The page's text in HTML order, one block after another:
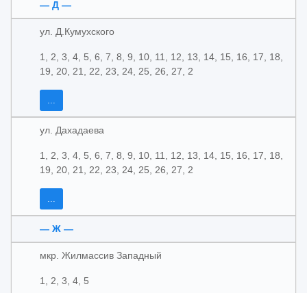
— Д —
ул. Д.Кумухского
1, 2, 3, 4, 5, 6, 7, 8, 9, 10, 11, 12, 13, 14, 15, 16, 17, 18,
19, 20, 21, 22, 23, 24, 25, 26, 27, 2
...
ул. Дахадаева
1, 2, 3, 4, 5, 6, 7, 8, 9, 10, 11, 12, 13, 14, 15, 16, 17, 18,
19, 20, 21, 22, 23, 24, 25, 26, 27, 2
...
— Ж —
мкр. Жилмассив Западный
1, 2, 3, 4, 5